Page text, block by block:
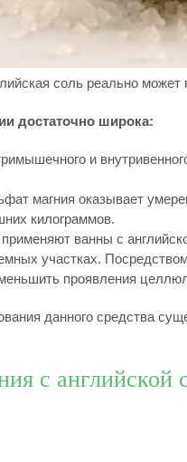
соль реально
достаточно широка:
и
магния оказывает
килограммов.
применяют ванны с
участках.
проявления
данного средства
с английской